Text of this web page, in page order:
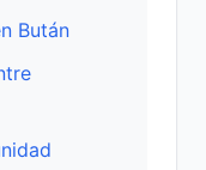
Bután